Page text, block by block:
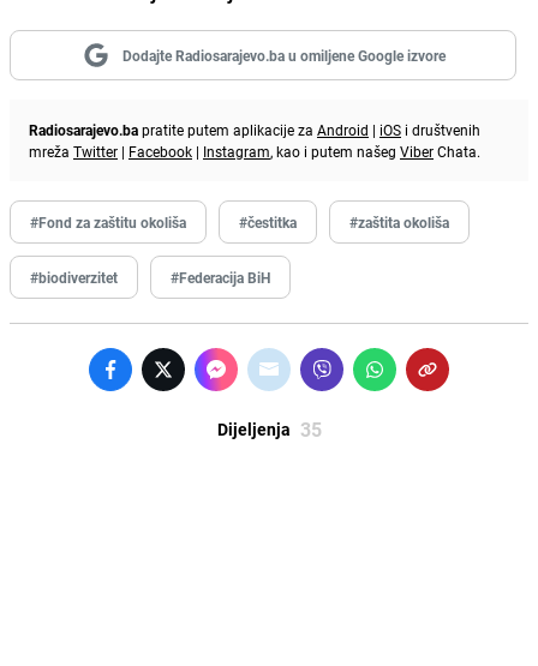
Dodajte Radiosarajevo.ba u omiljene Google izvore
Radiosarajevo.bapratite putem aplikacije za Android | iOS i društvenih
mreža Twitter | Facebook | Instagram, kao i putem našeg ViberChata.
#Fond za zaštitu okoliša #čestitka #zaštita okoliša
#biodiverzitet #Federacija BiH
Dijeljenja 35